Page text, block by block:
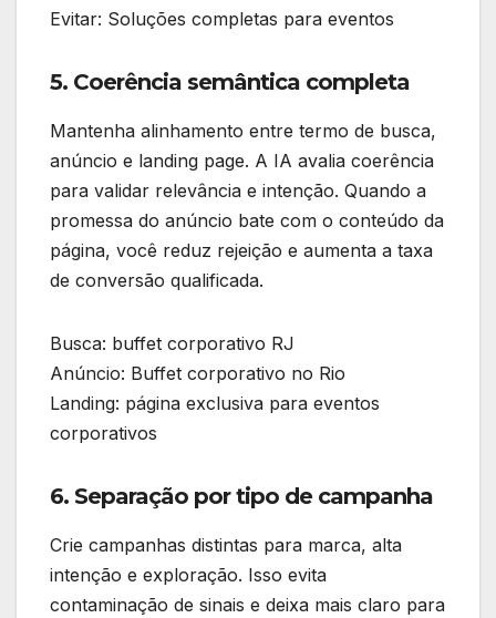
Evitar: Soluções completas para eventos
5. Coerência semântica completa
Mantenha alinhamento entre termo de busca,
anúncio e landing page. A IA avalia coerência
para validar relevância e intenção. Quando a
promessa do anúncio bate com o conteúdo da
página, você reduz rejeição e aumenta a taxa
de conversão qualificada.
Busca: buffet corporativo RJ
Anúncio: Buffet corporativo no Rio
Landing: página exclusiva para eventos
corporativos
6. Separação por tipo de campanha
Crie campanhas distintas para marca, alta
intenção e exploração. Isso evita
contaminação de sinais e deixa mais claro para